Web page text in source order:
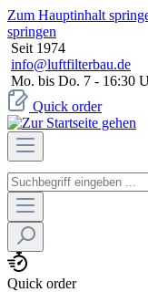
Zum Hauptinhalt
springen
Seit 1974
info@luftfilterbau.de
Mo. bis Do. 7 - 16:30
Quick order
Quick order